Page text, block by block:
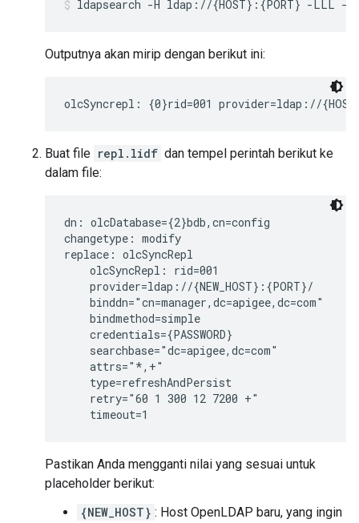
ldapsearch -H ldap://{HOST}:{PORT} -LLL -
Outputnya akan mirip dengan berikut ini:
olcSyncrepl: {0}rid=001 provider=ldap://
Buat file repl.lidf dan tempel perintah berikut ke
dalam file:
dn: olcDatabase={2}bdb,cn=config
changetype: modify
replace: olcSyncRepl
    olcSyncRepl: rid=001
    provider=ldap://{NEW_HOST}:{PORT}/
    binddn="cn=manager,dc=apigee,dc=com"
    bindmethod=simple
    credentials={PASSWORD}
    searchbase="dc=apigee,dc=com"
    attrs="*,+"
    type=refreshAndPersist
    retry="60 1 300 12 7200 +"
    timeout=1
Pastikan Anda mengganti nilai yang sesuai untuk
placeholder berikut:
{NEW_HOST} : Host OpenLDAP baru, yang ingin